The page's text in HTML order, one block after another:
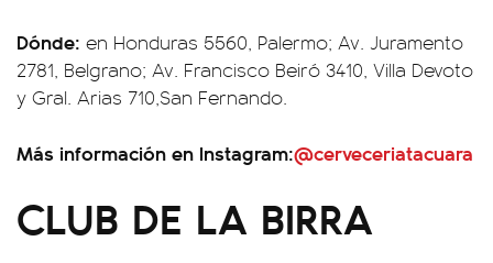
Dónde: en Honduras 5560, Palermo; Av. Juramento
2781, Belgrano; Av. Francisco Beiró 3410, Villa Devoto
y Gral. Arias 710,San Fernando.
Más información en Instagram:@cerveceriatacuara
CLUB DE LA BIRRA